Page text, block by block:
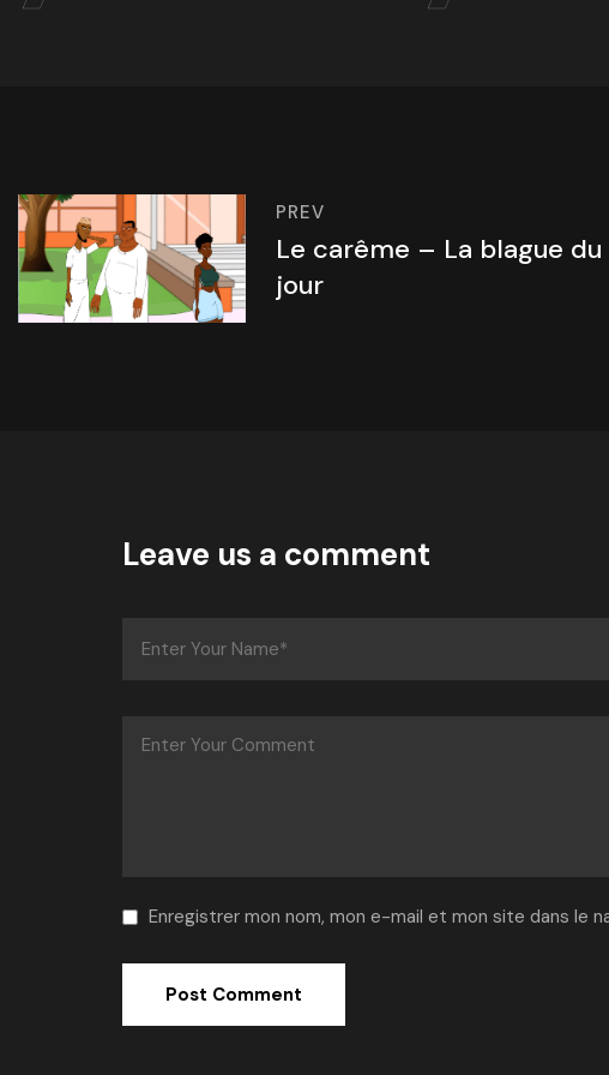
PREV
Le carême – La blague du
jour
Leave us a comment
Enregistrer mon nom, mon e-mail et mon site dans le